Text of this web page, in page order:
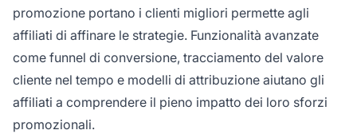
promozione portano i clienti migliori permette agli
affiliati di affinare le strategie. Funzionalità avanzate
come funnel di conversione, tracciamento del valore
cliente nel tempo e modelli di attribuzione aiutano gli
affiliati a comprendere il pieno impatto dei loro sforzi
promozionali.